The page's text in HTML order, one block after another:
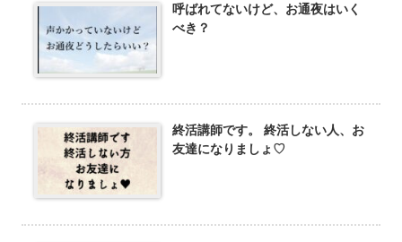
呼ばれてないけど、お通夜はいく
べき？
終活講師です。 終活しない人、お
友達になりましょ♡